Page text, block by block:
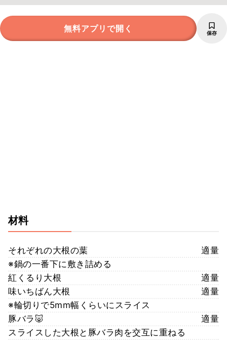
無料アプリで開く 保存
材料
それぞれの大根の葉
適量
※鍋の一番下に敷き詰める
紅くるり大根
適量
味いちばん大根
適量
※輪切りで5mm幅くらいにスライス
豚バラ🐷
適量
スライスした大根と豚バラ肉を交互に重ねる